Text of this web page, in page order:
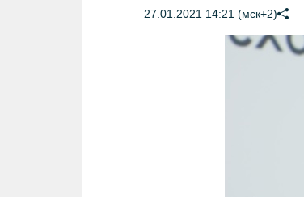
27.01.2021 14:21 (мск+2)